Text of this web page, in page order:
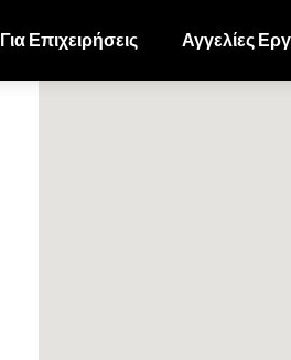
Για Επιχειρήσεις Αγγελίες